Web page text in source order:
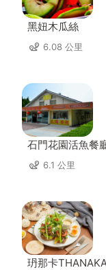
黑妞木瓜絲
6.08 公里
石門花園活魚餐
6.1 公里
玬那卡